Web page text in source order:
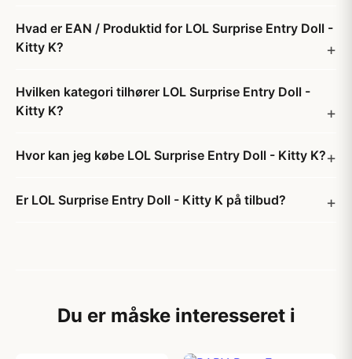
Hvad er EAN / Produktid for LOL Surprise Entry Doll -
Kitty K?
Hvilken kategori tilhører LOL Surprise Entry Doll -
Kitty K?
Hvor kan jeg købe LOL Surprise Entry Doll - Kitty K?
Er LOL Surprise Entry Doll - Kitty K på tilbud?
Du er måske interesseret i